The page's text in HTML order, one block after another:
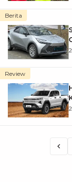
Berita
Review